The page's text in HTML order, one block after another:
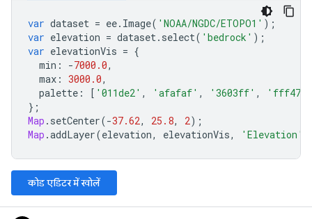
var dataset = ee. Image( 'NOAA/NGDC/ETOPO1' );
var elevation = dataset. select( 'bedrock' );
var elevationVis = {
min : -7000.0,
max : 3000.0,
palette : [ '011de2' , 'afafaf' , '3603ff' ,
'fff477'
};
Map . setCenter(-37.62, 25.8, 2);
Map .addLayer(elevation, elevationVis, 'Elevation'
कोड एडिटर में खोलें